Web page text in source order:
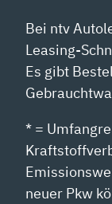
Bei ntv
Leasing-
Es gibt
* =
neuer Pkw